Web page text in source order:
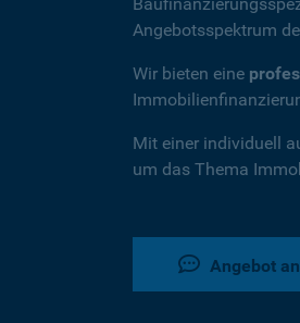
Angebotsspektrum
Wir bieten eine
Mit einer individuell
um das Thema
Angebot